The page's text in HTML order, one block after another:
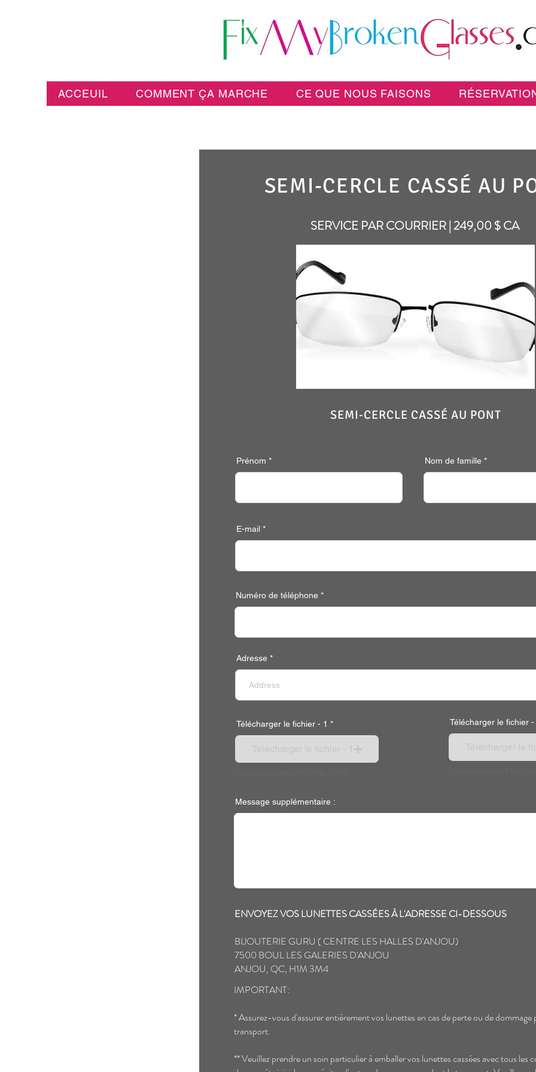
ACCEUIL COMMENT ÇA MARCHE CE QUE NOUS FAISONS
SEMI-CERCLE CASSÉ AU
SERVICE PAR COURRIER | 249,00 $ CA
SEMI-CERCLE CASSÉ AU PONT
Prénom Nom de famille
E-mail
Numéro de téléphone
Adresse
Télécharger le fichier - 1 Télécharger le fichier -
Message supplémentaire :
ENVOYEZ VOS LUNETTES CASSÉES À L'ADRESSE CI-DESSOUS
BIJOUTERIE GURU ( CENTRE LES HALLES D'ANJOU)
7500 BOUL LES GALERIES D'ANJOU
ANJOU, QC, H1M 3M4
IMPORTANT:
* Assurez-vous d'assurer entièrement vos lunettes en cas de perte ou de dommage
transport.
** Veuillez prendre un soin particulier à emballer vos lunettes cassées avec tous les